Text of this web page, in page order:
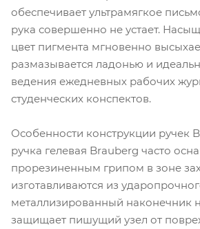
обеспечивает ультрамягкое
рука совершенно не устает.
цвет пигмента мгновенно
размазывается ладонью и
ведения ежедневных рабочих
студенческих конспектов.
Особенности конструкции ручек
ручка гелевая Brauberg часто
прорезиненным грипом в зоне
изготавливаются из
металлизированный наконечник
защищает пишущий узел от